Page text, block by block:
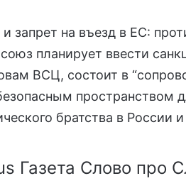
запрет на въезд в ЕС:
планирует ввести
ВСЦ, состоит в
пространством
братства в России
Газета Слово про